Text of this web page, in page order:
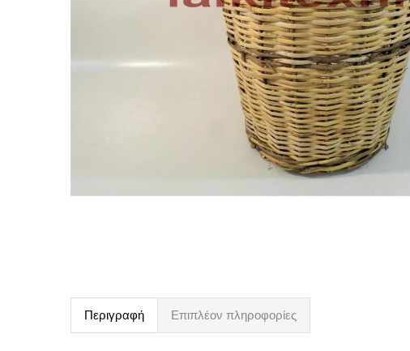
Περιγραφή Επιπλέον πληροφορίες